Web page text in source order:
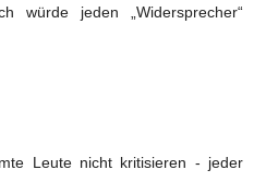
würde jeden „Widersprecher“
Leute nicht kritisieren - jeder